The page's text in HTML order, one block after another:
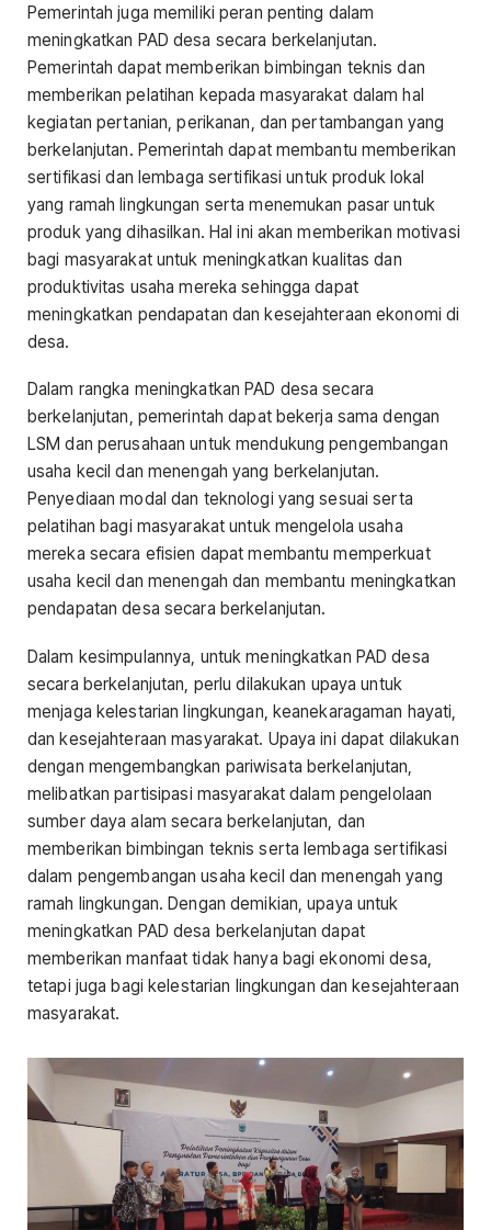
Pemerintah juga memiliki peran penting dalam
meningkatkan PAD desa secara berkelanjutan.
Pemerintah dapat memberikan bimbingan teknis dan
memberikan pelatihan kepada masyarakat dalam hal
kegiatan pertanian, perikanan, dan pertambangan yang
berkelanjutan. Pemerintah dapat membantu memberikan
sertifikasi dan lembaga sertifikasi untuk produk lokal
yang ramah lingkungan serta menemukan pasar untuk
produk yang dihasilkan. Hal ini akan memberikan motivasi
bagi masyarakat untuk meningkatkan kualitas dan
produktivitas usaha mereka sehingga dapat
meningkatkan pendapatan dan kesejahteraan ekonomi di
desa.
Dalam rangka meningkatkan PAD desa secara
berkelanjutan, pemerintah dapat bekerja sama dengan
LSM dan perusahaan untuk mendukung pengembangan
usaha kecil dan menengah yang berkelanjutan.
Penyediaan modal dan teknologi yang sesuai serta
pelatihan bagi masyarakat untuk mengelola usaha
mereka secara efisien dapat membantu memperkuat
usaha kecil dan menengah dan membantu meningkatkan
pendapatan desa secara berkelanjutan.
Dalam kesimpulannya, untuk meningkatkan PAD desa
secara berkelanjutan, perlu dilakukan upaya untuk
menjaga kelestarian lingkungan, keanekaragaman hayati,
dan kesejahteraan masyarakat. Upaya ini dapat dilakukan
dengan mengembangkan pariwisata berkelanjutan,
melibatkan partisipasi masyarakat dalam pengelolaan
sumber daya alam secara berkelanjutan, dan
memberikan bimbingan teknis serta lembaga sertifikasi
dalam pengembangan usaha kecil dan menengah yang
ramah lingkungan. Dengan demikian, upaya untuk
meningkatkan PAD desa berkelanjutan dapat
memberikan manfaat tidak hanya bagi ekonomi desa,
tetapi juga bagi kelestarian lingkungan dan kesejahteraan
masyarakat.